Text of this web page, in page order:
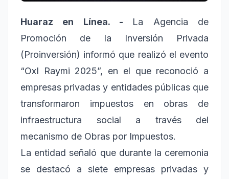
Huaraz en Línea. - La Agencia de
Promoción de la Inversión Privada
(Proinversión) informó que realizó el evento
“OxI Raymi 2025”, en el que reconoció a
empresas privadas y entidades públicas que
transformaron impuestos en obras de
infraestructura social a través del
mecanismo de Obras por Impuestos.
La entidad señaló que durante la ceremonia
se destacó a siete empresas privadas y